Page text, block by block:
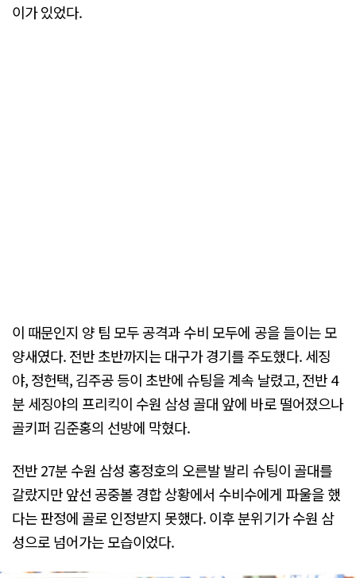
이가 있었다.
이 때문인지 양 팀 모두 공격과 수비 모두에 공을 들이는 모
양새였다. 전반 초반까지는 대구가 경기를 주도했다. 세징
야, 정헌택, 김주공 등이 초반에 슈팅을 계속 날렸고, 전반 4
분 세징야의 프리킥이 수원 삼성 골대 앞에 바로 떨어졌으나
골키퍼 김준홍의 선방에 막혔다.
전반 27분 수원 삼성 홍정호의 오른발 발리 슈팅이 골대를
갈랐지만 앞선 공중볼 경합 상황에서 수비수에게 파울을 했
다는 판정에 골로 인정받지 못했다. 이후 분위기가 수원 삼
성으로 넘어가는 모습이었다.